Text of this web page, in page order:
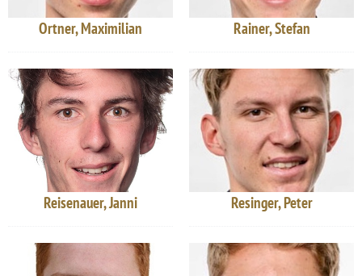
Ortner, Maximilian Rainer, Stefan
Reisenauer, Janni Resinger, Peter